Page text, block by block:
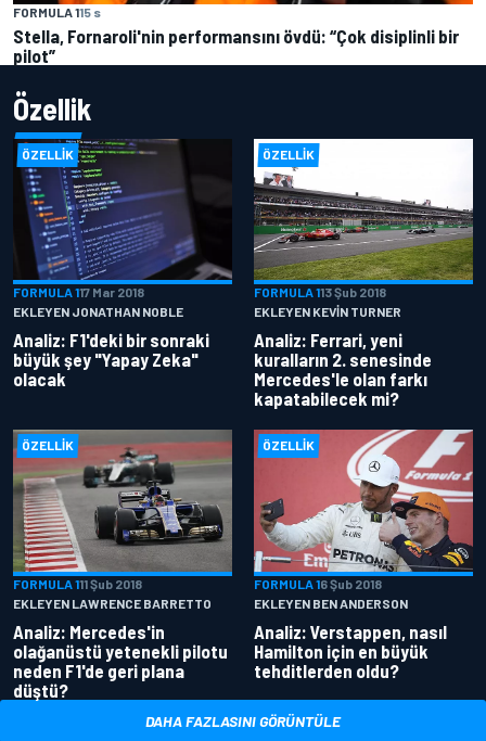
FORMULA 115 s
Stella, Fornaroli'nin performansını övdü: “Çok disiplinli bir
pilot”
Özellik
ÖZELLIK
FORMULA 117 Mar 2018
EKLEYEN JONATHAN NOBLE
Analiz: F1'deki bir sonraki
büyük şey "Yapay Zeka"
olacak
ÖZELLIK
FORMULA 113 Şub 2018
EKLEYEN KEVIN TURNER
Analiz: Ferrari, yeni
kuralların 2. senesinde
Mercedes'le olan farkı
kapatabilecek mi?
ÖZELLIK
FORMULA 111 Şub 2018
EKLEYEN LAWRENCE BARRETTO
Analiz: Mercedes'in
olağanüstü yetenekli pilotu
neden F1'de geri plana
düştü?
ÖZELLIK
FORMULA 16 Şub 2018
EKLEYEN BEN ANDERSON
Analiz: Verstappen, nasıl
Hamilton için en büyük
tehditlerden oldu?
DAHA FAZLASINI GÖRÜNTÜLE